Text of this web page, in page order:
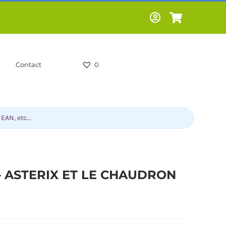
Contact 0
ASTERIX ET LE CHAUDRON